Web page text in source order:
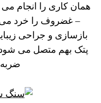
همان کاری را انجام
– غضروف را خرد می
بازسازی و جراحی
پتک بهم متصل می شود